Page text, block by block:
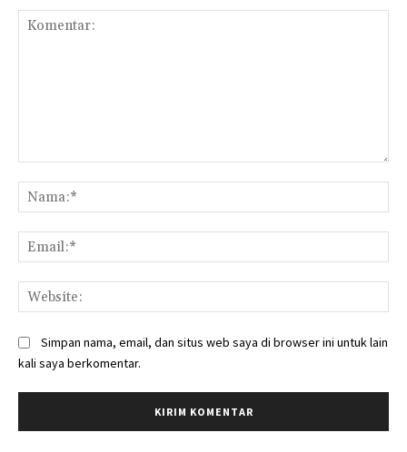
Simpan nama, email, dan situs web saya di browser ini untuk lain
kali saya berkomentar.